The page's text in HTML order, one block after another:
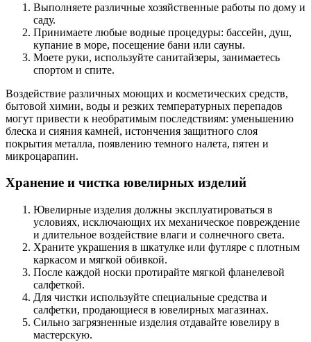
Выполняете различные хозяйственные работы по дому и
саду.
Принимаете любые водные процедуры: бассейн, душ,
купание в море, посещение бани или сауны.
Моете руки, используйте санитайзеры, занимаетесь
спортом и спите.
Воздействие различных моющих и косметических средств,
бытовой химии, воды и резких температурных перепадов
могут привести к необратимым последствиям: уменьшению
блеска и сияния камней, истончения защитного слоя
покрытия металла, появлению темного налета, пятен и
микроцарапин.
Хранение и чистка ювелирных изделий
Ювелирные изделия должны эксплуатироваться в
условиях, исключающих их механическое повреждение
и длительное воздействие влаги и солнечного света.
Храните украшения в шкатулке или футляре с плотным
каркасом и мягкой обивкой.
После каждой носки протирайте мягкой фланелевой
салфеткой.
Для чистки используйте специальные средства и
салфетки, продающиеся в ювелирных магазинах.
Сильно загрязненные изделия отдавайте ювелиру в
мастерскую.